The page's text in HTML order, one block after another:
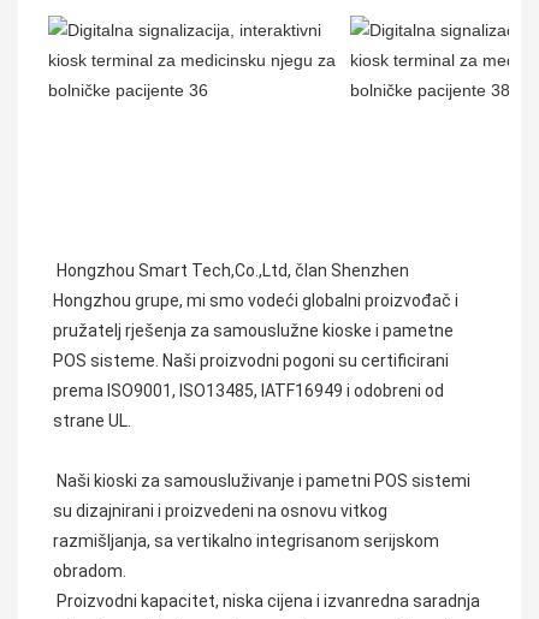
Hongzhou Smart Tech,Co.,Ltd, član Shenzhen
Hongzhou grupe, mi smo vodeći globalni proizvođač i
pružatelj rješenja za samouslužne kioske i pametne
POS sisteme. Naši proizvodni pogoni su certificirani
prema ISO9001, ISO13485, IATF16949 i odobreni od
strane UL.
su dizajnirani i proizvedeni na osnovu vitkog
razmišljanja, sa vertikalno integrisanom serijskom
obradom.